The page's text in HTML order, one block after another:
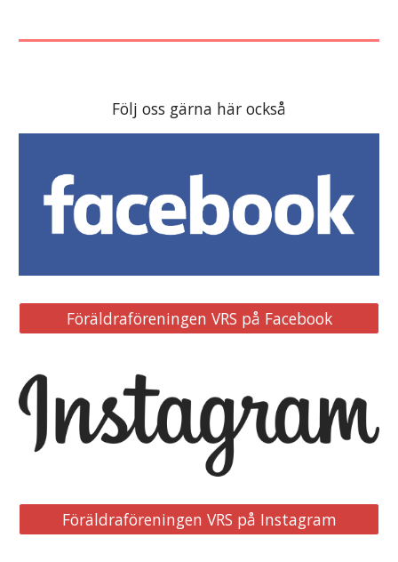
Följ oss gärna här också
Föräldraföreningen VRS på Facebook
Föräldraföreningen VRS på Instagram